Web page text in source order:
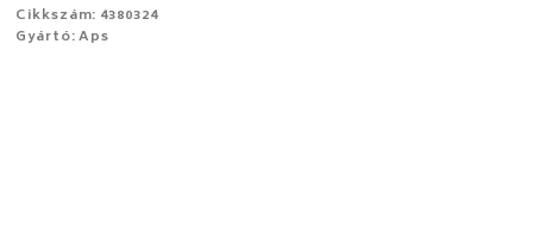
Cikkszám: 4380324
Gyártó: Aps